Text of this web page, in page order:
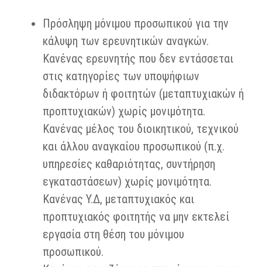
Πρόσληψη μόνιμου προσωπικού για την
κάλυψη των ερευνητικών αναγκών.
Κανένας ερευνητής που δεν εντάσσεται
στις κατηγορίες των υποψήφιων
διδακτόρων ή φοιτητών (μεταπτυχιακών ή
προπτυχιακών) χωρίς μονιμότητα.
Κανένας μέλος του διοικητικού, τεχνικού
και άλλου αναγκαίου προσωπικού (π.χ.
υπηρεσίες καθαριότητας, συντήρηση
εγκαταστάσεων) χωρίς μονιμότητα.
Κανένας Υ.Δ, μεταπτυχιακός και
προπτυχιακός φοιτητής να μην εκτελεί
εργασία στη θέση του μόνιμου
προσωπικού.